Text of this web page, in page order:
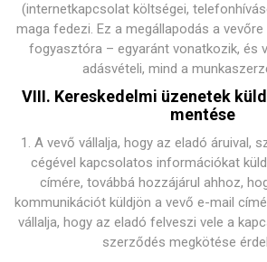
(internetkapcsolat költségei,
maga fedezi. Ez a megállapodás a
fogyasztóra – egyaránt vonatkozik, és
adásvételi, mind a
VIII. Kereskedelmi üzenetek
mentése
1. A vevő vállalja, hogy az eladó áruival,
cégével kapcsolatos információkat
címére, továbbá hozzájárul ahhoz,
kommunikációt küldjön a vevő e-mail
vállalja, hogy az eladó felveszi vele a
szerződés megkötése